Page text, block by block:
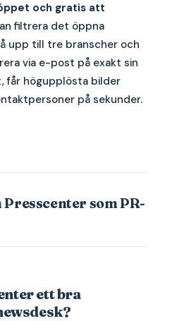
och gratis att
filtrera det öppna
upp till tre branscher och
via e-post på exakt sin
får högupplösta bilder
på sekunder.
som PR-
ett bra